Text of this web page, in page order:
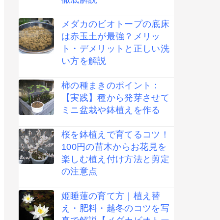
メダカのビオトープの底床
は赤玉土が最強？メリッ
ト・デメリットと正しい洗
い方を解説
柿の種まきのポイント：
【実践】種から発芽させて
ミニ盆栽や鉢植えを作る
桜を鉢植えで育てるコツ！
100円の苗木からお花見を
楽しむ植え付け方法と剪定
の注意点
姫睡蓮の育て方｜植え替
え・肥料・越冬のコツを写